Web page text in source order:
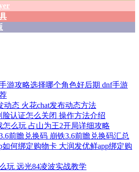
游攻略选择哪个角色好后期 dnf手游
动态 火花chat发布动态方法
脸认证怎么关闭 操作方法介绍
怎么玩 占山为王2开局详细攻略
前瞻兑换码 崩铁3.6前瞻兑换码汇总
如何绑定购物卡 大润发优鲜app绑定购
玩 远光84凌波实战教学